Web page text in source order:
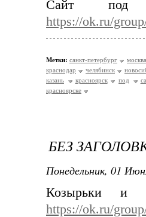
Сайт
https://ok.ru/
Метки: санкт-петербург
москва
краснодар
челябинск
казань
красноярск под
красноярске
БЕЗ
Понедельник, 01
Козырьки и
https://ok.ru/